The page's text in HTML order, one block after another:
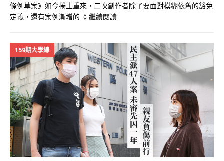
條例草案》如今捲土重來，二次創作者除了要面對模糊依舊的豁免
定義，還有案例漸增的《 繼續閱讀
159期大學線